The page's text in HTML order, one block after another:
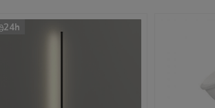
24h